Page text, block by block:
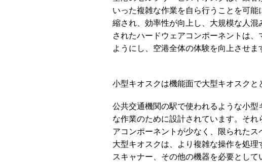
いった複雑な作業を自ら行うことを可
縮され、効率性が向上し、大規模な人
されたハードウェアコンポーネントは
ようにし、空港全体の体験を向上させま
小型キオスクは機能面で大型キオスクと
公共交通機関の駅で使われるような小
な作業のために設計されています。そ
アコンポーネントが少なく、限られた
大型キオスクは、より複雑な操作を処
スキャナー、その他の機器を必要として